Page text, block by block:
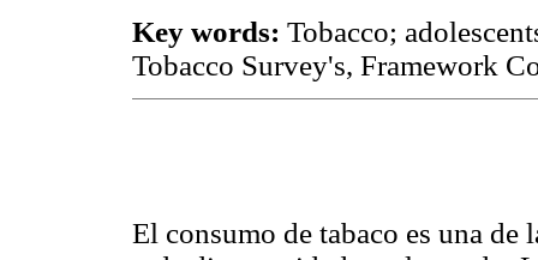
Key words: Tobacco;
Tobacco Survey's, Framework
El consumo de tabaco es una de